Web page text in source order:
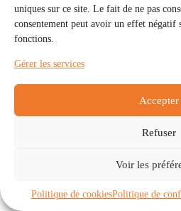
uniques sur ce site. Le fait de ne pas
consentement peut avoir un effet négatif
fonctions.
Gérer les services
Accepter
Refuser
Voir les
Politique de cookiesPolitique de
Communautés
À
Politique de